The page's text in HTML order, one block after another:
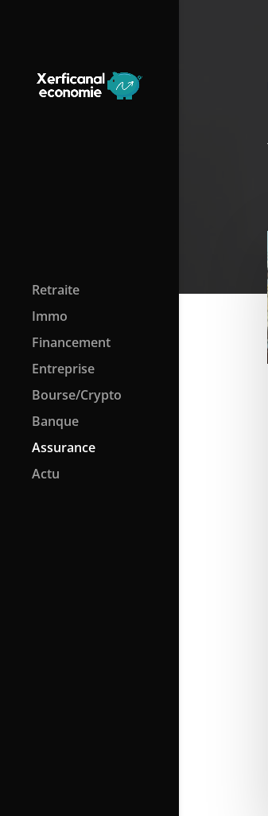
Retraite
Immo
Financement
Entreprise
Bourse/Crypto
Banque
Assurance
Actu